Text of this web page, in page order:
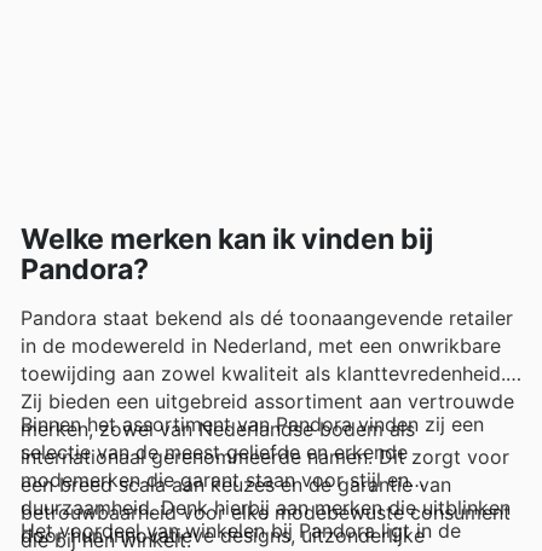
Welke merken kan ik vinden bij
Pandora?
Pandora staat bekend als dé toonaangevende retailer
in de modewereld in Nederland, met een onwrikbare
toewijding aan zowel kwaliteit als klanttevredenheid.
Zij bieden een uitgebreid assortiment aan vertrouwde
merken, zowel van Nederlandse bodem als
internationaal gerenommeerde namen. Dit zorgt voor
een breed scala aan keuzes en de garantie van
betrouwbaarheid voor elke modebewuste consument
die bij hen winkelt.
Binnen het assortiment van Pandora vinden zij een
selectie van de meest geliefde en erkende
modemerken die garant staan voor stijl en
duurzaamheid. Denk hierbij aan merken die uitblinken
door hun innovatieve designs, uitzonderlijke
Het voordeel van winkelen bij Pandora ligt in de